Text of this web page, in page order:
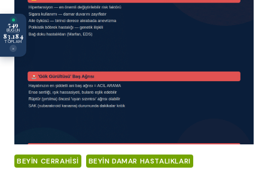
549
BUGÜN
83.184
TOPLAM
×
BEYIN CERRAHISI BEYIN DAMAR HASTALIKLARI